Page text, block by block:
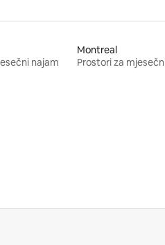
najam
Montreal
Prostori za